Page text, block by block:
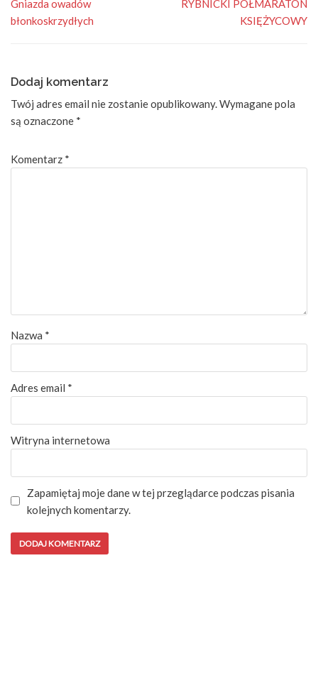
Gniazda owadów
błonkoskrzydłych
RYBNICKI PÓŁMARATON
KSIĘŻYCOWY
Dodaj komentarz
Twój adres email nie zostanie opublikowany.Wymagane pola
są oznaczone *
Komentarz *
Nazwa *
Adres email *
Witryna internetowa
Zapamiętaj moje dane w tej przeglądarce podczas pisania
kolejnych komentarzy.